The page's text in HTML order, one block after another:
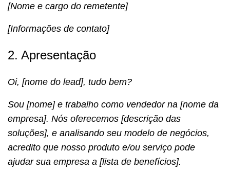
[Nome e cargo do remetente]
[Informações de contato]
2. Apresentação
Oi, [nome do lead], tudo bem?
Sou [nome] e trabalho como vendedor na [nome da
empresa]. Nós oferecemos [descrição das
soluções], e analisando seu modelo de negócios,
acredito que nosso produto e/ou serviço pode
ajudar sua empresa a [lista de benefícios].